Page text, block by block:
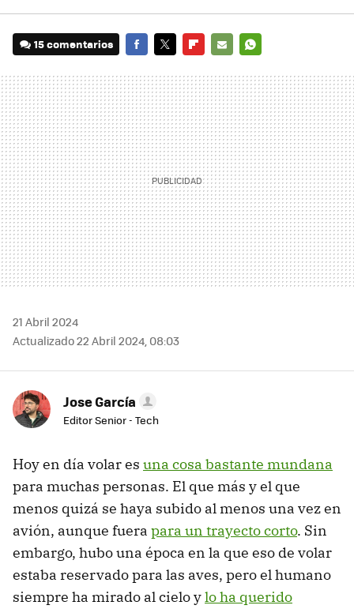
15 comentarios
MAIL
21 Abril 2024
Actualizado 22 Abril 2024, 08:03
Jose García
Editor Senior - Tech
Hoy en día volar es una cosa bastante mundana
para muchas personas. El que más y el que
menos quizá se haya subido al menos una vez en
avión, aunque fuera para un trayecto corto. Sin
embargo, hubo una época en la que eso de volar
estaba reservado para las aves, pero el humano
siempre ha mirado al cielo ylo ha querido